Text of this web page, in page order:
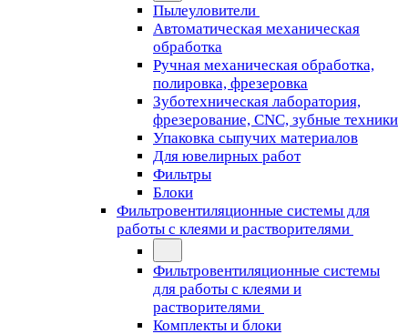
Пылеуловители
Автоматическая механическая
обработка
Ручная механическая обработка,
полировка, фрезеровка
Зуботехническая лаборатория,
фрезерование, CNC, зубные техники
Упаковка сыпучих материалов
Для ювелирных работ
Фильтры
Блоки
Фильтровентиляционные системы для
работы с клеями и растворителями
Фильтровентиляционные системы
для работы с клеями и
растворителями
Комплекты и блоки